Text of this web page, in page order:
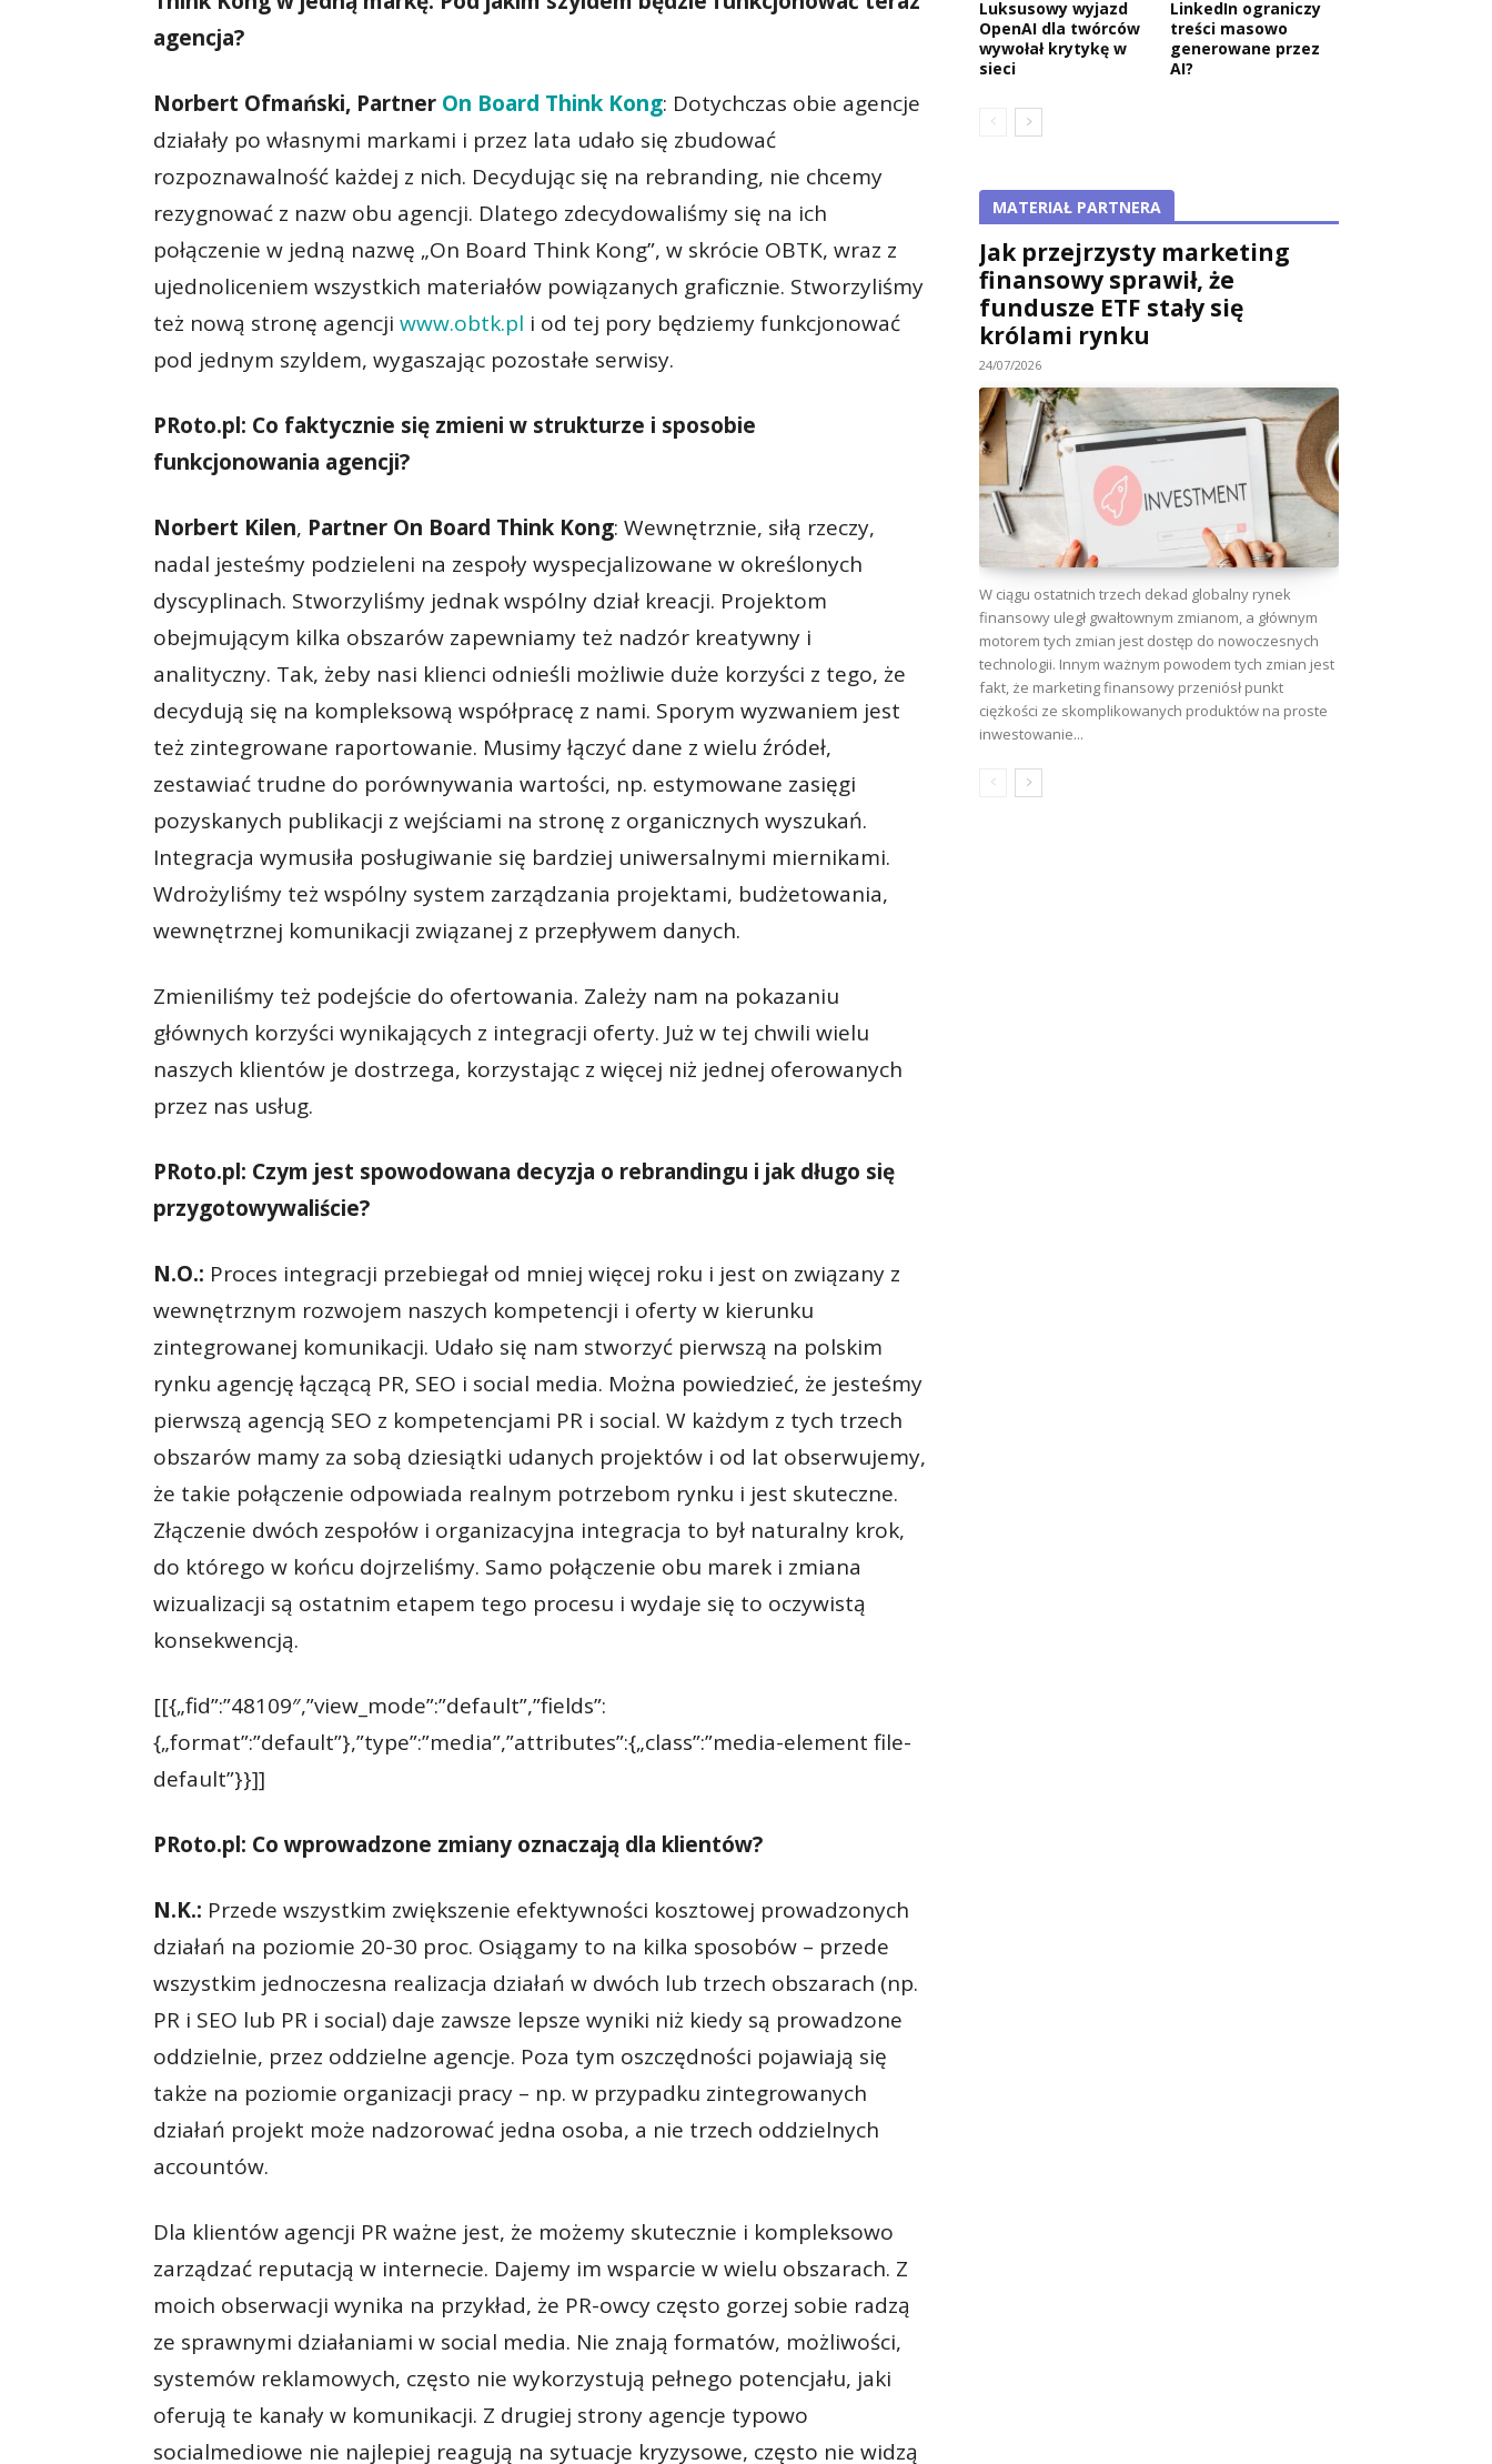
agencja?
Norbert Ofmański, Partner On Board Think Kong: Dotychczas obie agencje
działały po własnymi markami i przez lata udało się zbudować
rozpoznawalność każdej z nich. Decydując się na rebranding, nie chcemy
rezygnować z nazw obu agencji. Dlatego zdecydowaliśmy się na ich
połączenie w jedną nazwę „On Board Think Kong”, w skrócie OBTK, wraz z
ujednoliceniem wszystkich materiałów powiązanych graficznie. Stworzyliśmy
też nową stronę agencji www.obtk.pl i od tej pory będziemy funkcjonować
pod jednym szyldem, wygaszając pozostałe serwisy.
PRoto.pl: Co faktycznie się zmieni w strukturze i sposobie
funkcjonowania agencji?
Norbert Kilen, Partner On Board Think Kong: Wewnętrznie, siłą rzeczy,
nadal jesteśmy podzieleni na zespoły wyspecjalizowane w określonych
dyscyplinach. Stworzyliśmy jednak wspólny dział kreacji. Projektom
obejmującym kilka obszarów zapewniamy też nadzór kreatywny i
analityczny. Tak, żeby nasi klienci odnieśli możliwie duże korzyści z tego, że
decydują się na kompleksową współpracę z nami. Sporym wyzwaniem jest
też zintegrowane raportowanie. Musimy łączyć dane z wielu źródeł,
zestawiać trudne do porównywania wartości, np. estymowane zasięgi
pozyskanych publikacji z wejściami na stronę z organicznych wyszukań.
Integracja wymusiła posługiwanie się bardziej uniwersalnymi miernikami.
Wdrożyliśmy też wspólny system zarządzania projektami, budżetowania,
wewnętrznej komunikacji związanej z przepływem danych.
Zmieniliśmy też podejście do ofertowania. Zależy nam na pokazaniu
głównych korzyści wynikających z integracji oferty. Już w tej chwili wielu
naszych klientów je dostrzega, korzystając z więcej niż jednej oferowanych
przez nas usług.
PRoto.pl: Czym jest spowodowana decyzja o rebrandingu i jak długo się
przygotowywaliście?
N.O.: Proces integracji przebiegał od mniej więcej roku i jest on związany z
wewnętrznym rozwojem naszych kompetencji i oferty w kierunku
zintegrowanej komunikacji. Udało się nam stworzyć pierwszą na polskim
rynku agencję łączącą PR, SEO i social media. Można powiedzieć, że jesteśmy
pierwszą agencją SEO z kompetencjami PR i social. W każdym z tych trzech
obszarów mamy za sobą dziesiątki udanych projektów i od lat obserwujemy,
że takie połączenie odpowiada realnym potrzebom rynku i jest skuteczne.
Złączenie dwóch zespołów i organizacyjna integracja to był naturalny krok,
do którego w końcu dojrzeliśmy. Samo połączenie obu marek i zmiana
wizualizacji są ostatnim etapem tego procesu i wydaje się to oczywistą
konsekwencją.
[[{„fid”:”48109″,”view_mode”:”default”,”fields”:
{„format”:”default”},”type”:”media”,”attributes”:{„class”:”media-element file-
default”}}]]
PRoto.pl: Co wprowadzone zmiany oznaczają dla klientów?
N.K.: Przede wszystkim zwiększenie efektywności kosztowej prowadzonych
działań na poziomie 20-30 proc. Osiągamy to na kilka sposobów – przede
wszystkim jednoczesna realizacja działań w dwóch lub trzech obszarach (np.
PR i SEO lub PR i social) daje zawsze lepsze wyniki niż kiedy są prowadzone
oddzielnie, przez oddzielne agencje. Poza tym oszczędności pojawiają się
także na poziomie organizacji pracy – np. w przypadku zintegrowanych
działań projekt może nadzorować jedna osoba, a nie trzech oddzielnych
accountów.
Dla klientów agencji PR ważne jest, że możemy skutecznie i kompleksowo
zarządzać reputacją w internecie. Dajemy im wsparcie w wielu obszarach. Z
moich obserwacji wynika na przykład, że PR-owcy często gorzej sobie radzą
ze sprawnymi działaniami w social media. Nie znają formatów, możliwości,
systemów reklamowych, często nie wykorzystują pełnego potencjału, jaki
oferują te kanały w komunikacji. Z drugiej strony agencje typowo
socialmediowe nie najlepiej reagują na sytuacje kryzysowe, często nie widzą
Luksusowy wyjazd
OpenAI dla twórców
wywołał krytykę w
sieci
LinkedIn ograniczy
treści masowo
generowane przez
AI?
MATERIAŁ PARTNERA
Jak przejrzysty marketing
finansowy sprawił, że
fundusze ETF stały się
królami rynku
24/07/2026
W ciągu ostatnich trzech dekad globalny rynek
finansowy uległ gwałtownym zmianom, a głównym
motorem tych zmian jest dostęp do nowoczesnych
technologii. Innym ważnym powodem tych zmian jest
fakt, że marketing finansowy przeniósł punkt
ciężkości ze skomplikowanych produktów na proste
inwestowanie...